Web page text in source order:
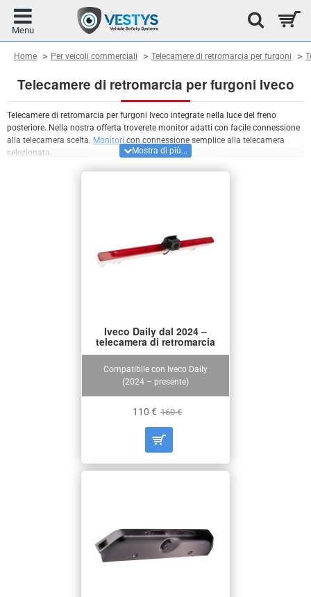
Telecamere di retromarcia per furgoni Iveco
HomehomePer veicoli commerciali Telecamere di retromarcia per furgoni
Telecamere di retromarcia per furgoni Iveco integrate nella luce del freno
posteriore. Nella nostra offerta troverete monitor adatti con facile connessione
alla telecamera scelta. Monitori con connessione semplice alla telecamera
selezionata.
Compatibile con Iveco Daily
(2024 – presente)
Iveco Daily dal 2024 –
telecamera di retromarcia
110 € 160 €